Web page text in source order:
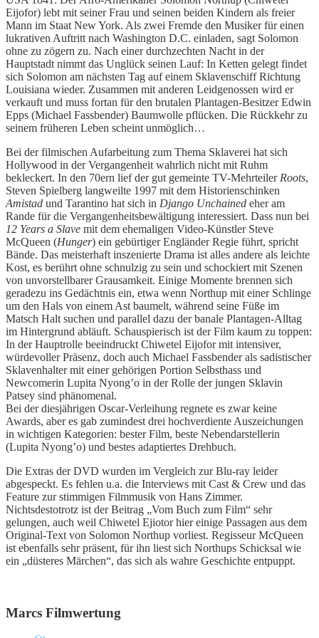
Eijofor) lebt mit seiner Frau und seinen beiden Kindern als freier
Mann im Staat New York. Als zwei Fremde den Musiker für einen
lukrativen Auftritt nach Washington D.C. einladen, sagt Solomon
ohne zu zögern zu. Nach einer durchzechten Nacht in der
Hauptstadt nimmt das Unglück seinen Lauf: In Ketten gelegt findet
sich Solomon am nächsten Tag auf einem Sklavenschiff Richtung
Louisiana wieder. Zusammen mit anderen Leidgenossen wird er
verkauft und muss fortan für den brutalen Plantagen-Besitzer Edwin
Epps (Michael Fassbender) Baumwolle pflücken. Die Rückkehr zu
seinem früheren Leben scheint unmöglich…
Bei der filmischen Aufarbeitung zum Thema Sklaverei hat sich
Hollywood in der Vergangenheit wahrlich nicht mit Ruhm
bekleckert. In den 70ern lief der gut gemeinte TV-Mehrteiler Roots,
Steven Spielberg langweilte 1997 mit dem Historienschinken
Amistad und Tarantino hat sich in Django Unchained eher am
Rande für die Vergangenheitsbewältigung interessiert. Dass nun bei
12 Years a Slave mit dem ehemaligen Video-Künstler Steve
McQueen (Hunger) ein gebürtiger Engländer Regie führt, spricht
Bände. Das meisterhaft inszenierte Drama ist alles andere als leichte
Kost, es berührt ohne schnulzig zu sein und schockiert mit Szenen
von unvorstellbarer Grausamkeit. Einige Momente brennen sich
geradezu ins Gedächtnis ein, etwa wenn Northup mit einer Schlinge
um den Hals von einem Ast baumelt, während seine Füße im
Matsch Halt suchen und parallel dazu der banale Plantagen-Alltag
im Hintergrund abläuft. Schauspierisch ist der Film kaum zu toppen:
In der Hauptrolle beeindruckt Chiwetel Eijofor mit intensiver,
würdevoller Präsenz, doch auch Michael Fassbender als sadistischer
Sklavenhalter mit einer gehörigen Portion Selbsthass und
Newcomerin Lupita Nyong’o in der Rolle der jungen Sklavin
Patsey sind phänomenal.
Bei der diesjährigen Oscar-Verleihung regnete es zwar keine
Awards, aber es gab zumindest drei hochverdiente Auszeichungen
in wichtigen Kategorien: bester Film, beste Nebendarstellerin
(Lupita Nyong’o) und bestes adaptiertes Drehbuch.
Die Extras der DVD wurden im Vergleich zur Blu-ray leider
abgespeckt. Es fehlen u.a. die Interviews mit Cast & Crew und das
Feature zur stimmigen Filmmusik von Hans Zimmer.
Nichtsdestotrotz ist der Beitrag „Vom Buch zum Film“ sehr
gelungen, auch weil Chiwetel Ejiotor hier einige Passagen aus dem
Original-Text von Solomon Northup vorliest. Regisseur McQueen
ist ebenfalls sehr präsent, für ihn liest sich Northups Schicksal wie
ein „düsteres Märchen“, das sich als wahre Geschichte entpuppt.
Marcs Filmwertung